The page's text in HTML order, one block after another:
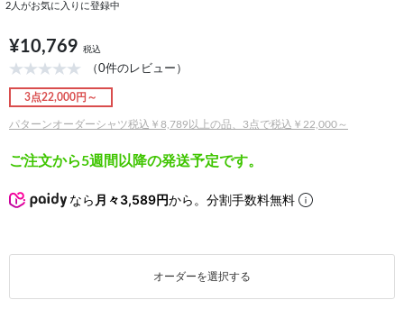
2 人がお気に入りに登録中
¥10,769 税込
（0件のレビュー）
3点22,000円～
パターンオーダーシャツ税込￥8,789以上の品、3点で税込￥22,000～
ご注文から5週間以降の発送予定です。
なら 月々3,589円から。分割手数料無料
オーダーを選択する